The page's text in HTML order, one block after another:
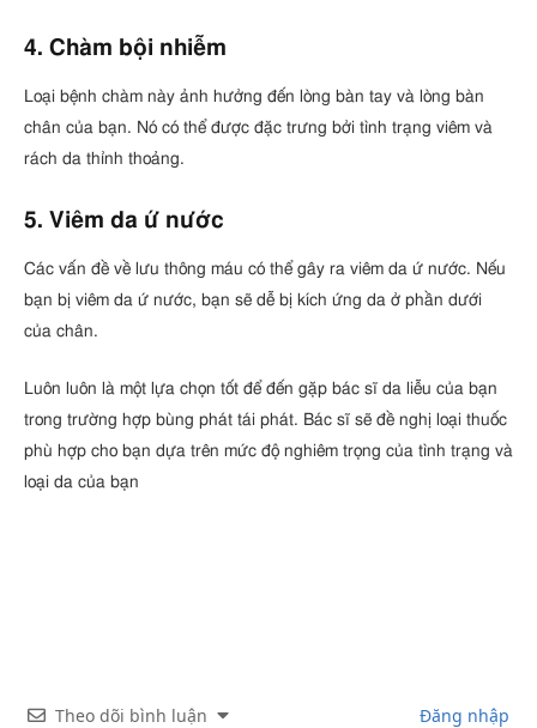
4. Chàm bội nhiễm
Loại bệnh chàm này ảnh hưởng đến lòng bàn tay và lòng bàn
chân của bạn. Nó có thể được đặc trưng bởi tình trạng viêm và
rách da thỉnh thoảng.
5. Viêm da ứ nước
Các vấn đề về lưu thông máu có thể gây ra viêm da ứ nước. Nếu
bạn bị viêm da ứ nước, bạn sẽ dễ bị kích ứng da ở phần dưới
của chân.
Luôn luôn là một lựa chọn tốt để đến gặp bác sĩ da liễu của bạn
trong trường hợp bùng phát tái phát. Bác sĩ sẽ đề nghị loại thuốc
phù hợp cho bạn dựa trên mức độ nghiêm trọng của tình trạng và
loại da của bạn
Theo dõi bình luận Đăng nhập